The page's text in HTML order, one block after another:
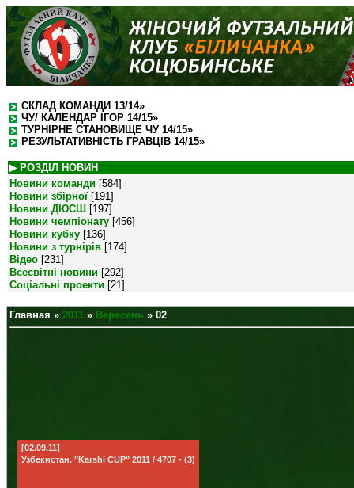
СКЛАД КОМАНДИ 13/14»
ЧУ/ КАЛЕНДАР ІГОР 14/15»
ТУРНІРНЕ СТАНОВИЩЕ ЧУ 14/15»
РЕЗУЛЬТАТИВНІСТЬ ГРАВЦІВ 14/15»
▶ РОЗДІЛ НОВИН
Новини команди [584]
Новини збірної [191]
Новини ДЮСШ [197]
Новини чемпіонату [456]
Новини кубку [136]
Новини з турнірів [174]
Відео [231]
Всесвітні новини [292]
Соціальні проекти [21]
Главная » 2011 » Вересень » 02
[02.09.11]
Узбекистан. "Karshi CUP" 2011 / 4707 - (3)